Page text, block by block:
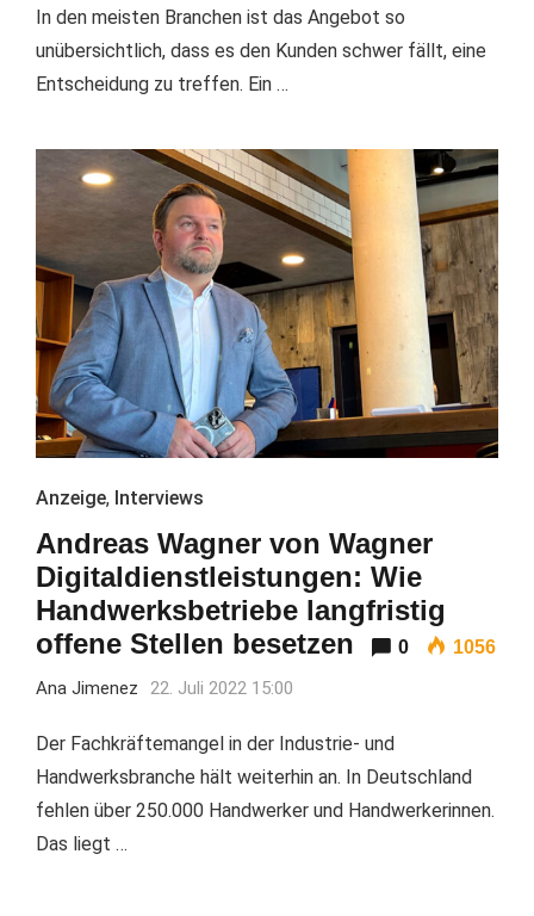
In den meisten Branchen ist das Angebot so
unübersichtlich, dass es den Kunden schwer fällt, eine
Entscheidung zu treffen. Ein …
Anzeige, Interviews
Andreas Wagner von Wagner
Digitaldienstleistungen: Wie
Handwerksbetriebe langfristig
offene Stellen besetzen
0 1056
Ana Jimenez 22. Juli 2022 15:00
Der Fachkräftemangel in der Industrie- und
Handwerksbranche hält weiterhin an. In Deutschland
fehlen über 250.000 Handwerker und Handwerkerinnen.
Das liegt …